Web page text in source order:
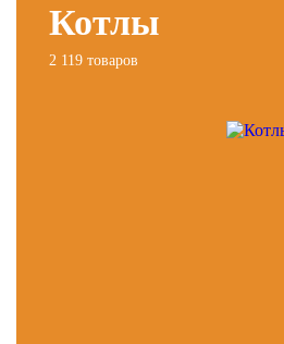
Котлы
2 119 товаров